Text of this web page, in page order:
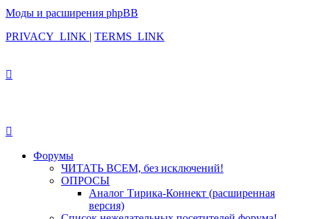
Моды и расширения phpBB
PRIVACY_LINK | TERMS_LINK
Форумы
ЧИТАТЬ ВСЕМ, без исключений!
ОПРОСЫ
Аналог Тирика-Коннект (расширенная
версия)